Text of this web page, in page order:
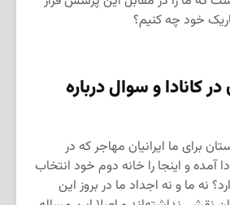
خود چه کنیم؟
در کانادا و سوال درباره
برای ما ایرانیان مهاجر که در
آمده و اینجا را خانه دوم خود انتخاب
نه ما و نه اجداد ما در بروز این